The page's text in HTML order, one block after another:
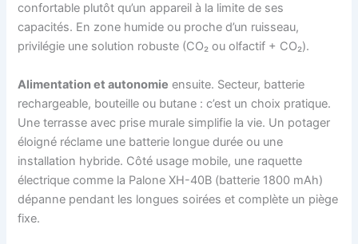
confortable plutôt qu’un appareil à la limite de ses
capacités. En zone humide ou proche d’un ruisseau,
privilégie une solution robuste (CO₂ ou olfactif + CO₂).
Alimentation et autonomie ensuite. Secteur, batterie
rechargeable, bouteille ou butane : c’est un choix pratique.
Une terrasse avec prise murale simplifie la vie. Un potager
éloigné réclame une batterie longue durée ou une
installation hybride. Côté usage mobile, une raquette
électrique comme la Palone XH-40B (batterie 1800 mAh)
dépanne pendant les longues soirées et complète un piège
fixe.